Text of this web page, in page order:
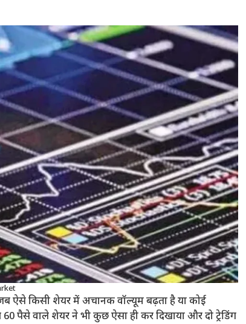
ऐसे किसी शेयर में अचानक वॉल्यूम बढ़ता है या कोई
पैसे वाले शेयर ने भी कुछ ऐसा ही कर दिखाया और दो ट्रेडिंग